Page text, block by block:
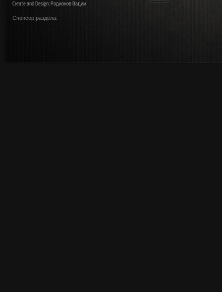
Create and Design: Родионов Вадим
Спонсор раздела: